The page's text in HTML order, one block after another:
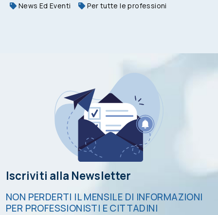
News Ed Eventi Per tutte le professioni
Iscriviti alla Newsletter
NON PERDERTI IL MENSILE DI INFORMAZIONI
PER PROFESSIONISTI E CITTADINI